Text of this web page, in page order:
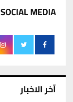
SOCIAL MEDIA
آخر الاخبار